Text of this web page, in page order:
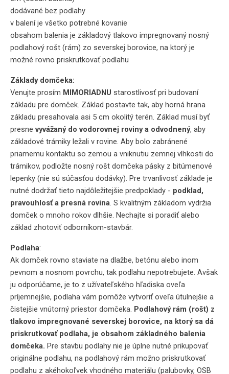
dodávané bez podlahy
v balení je všetko potrebné kovanie
obsahom balenia je základový tlakovo impregnovaný nosný
podlahový rošt (rám) zo severskej borovice, na ktorý je
možné rovno priskrutkovať podlahu
Základy domčeka:
Venujte prosím MIMORIADNU starostlivosť pri budovaní
základu pre domček. Základ postavte tak, aby horná hrana
základu presahovala asi 5 cm okolitý terén. Základ musí byť
presne vyvážaný do vodorovnej roviny a odvodnený, aby
základové trámiky ležali v rovine. Aby bolo zabránené
priamemu kontaktu so zemou a vniknutiu zemnej vlhkosti do
trámikov, podložte nosný rošt domčeka pásky z bitúmenové
lepenky (nie sú súčasťou dodávky). Pre trvanlivosť základe je
nutné dodržať tieto najdôležitejšie predpoklady - podklad,
pravouhlosť a presná rovina. S kvalitným základom vydržia
domček o mnoho rokov dlhšie. Nechajte si poradiť alebo
základ zhotoviť odborníkom-stavbár.
Podlaha:
Ak domček rovno staviate na dlažbe, betónu alebo inom
pevnom a nosnom povrchu, tak podlahu nepotrebujete. Avšak
ju odporúčame, je to z užívateľského hľadiska oveľa
príjemnejšie, podlaha vám pomôže vytvoriť oveľa útulnejšie a
čistejšie vnútorný priestor domčeka. Podlahový rám (rošt) z
tlakovo impregnované severskej borovice, na ktorý sa dá
priskrutkovať podlaha, je obsahom základného balenia
domčeka. Pre stavbu podlahy nie je úplne nutné prikupovať
originálne podlahu, na podlahový rám možno priskrutkovať
podlahu z akéhokoľvek vhodného materiálu (palubovky, OSB